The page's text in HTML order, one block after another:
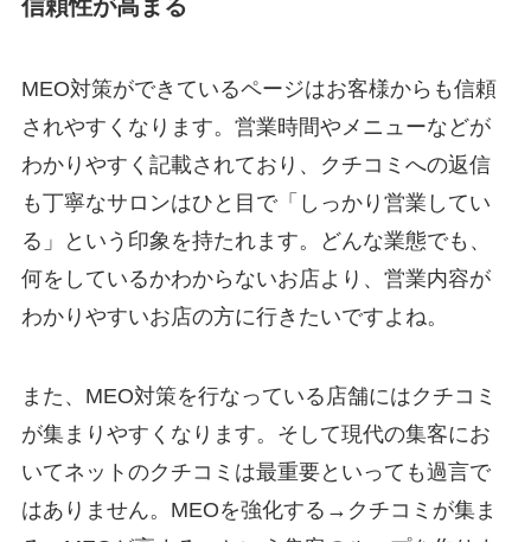
信頼性が高まる
MEO対策ができているページはお客様からも信頼
されやすくなります。営業時間やメニューなどが
わかりやすく記載されており、クチコミへの返信
も丁寧なサロンはひと目で「しっかり営業してい
る」という印象を持たれます。どんな業態でも、
何をしているかわからないお店より、営業内容が
わかりやすいお店の方に行きたいですよね。
また、MEO対策を行なっている店舗にはクチコミ
が集まりやすくなります。そして現代の集客にお
いてネットのクチコミは最重要といっても過言で
はありません。MEOを強化する→クチコミが集ま